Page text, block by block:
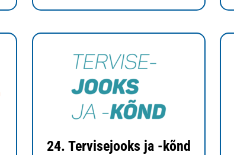
24. Tervisejooks ja -kõnd